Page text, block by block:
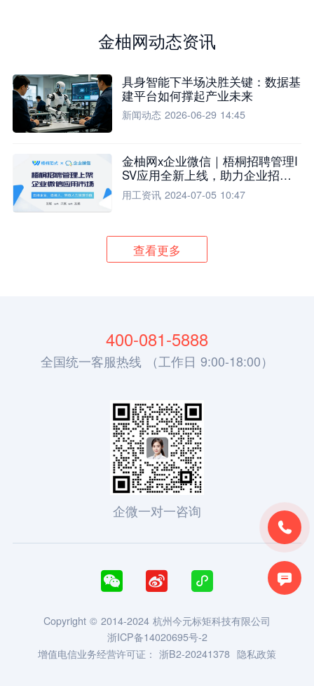
金柚网动态资讯
具身智能下半场决胜关键：数据基
建平台如何撑起产业未来
新闻动态 2026-06-29 14:45
金柚网x企业微信｜梧桐招聘管理I
SV应用全新上线，助力企业招聘
流程全面升级
用工资讯 2024-07-05 10:47
查看更多


400-081-5888
全国统一客服热线 （工作日 9:00-18:00）
企微一对一咨询
  
Copyright © 2014-2024 杭州今元标矩科技有限公司
浙ICP备14020695号-2
增值电信业务经营许可证： 浙B2-20241378 隐私政策